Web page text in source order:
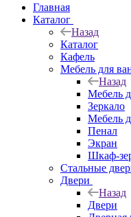
Главная
Каталог
Назад
Каталог
Кафель
Мебель для
Назад
Мебель
Зеркало
Мебель
Пенал
Экран
Шкаф-
Стальные
Двери
Назад
Двери